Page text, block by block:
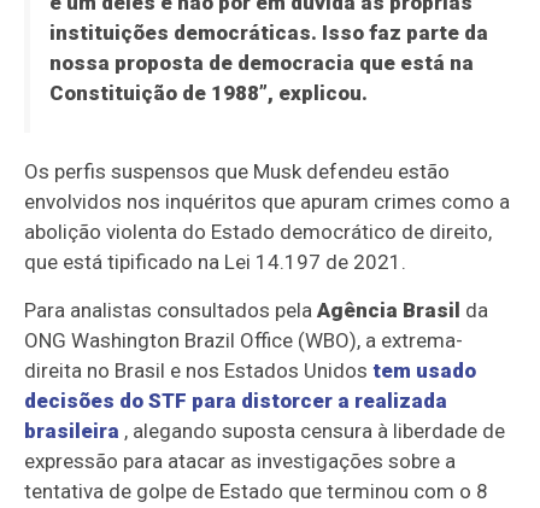
instituições democráticas. Isso faz parte da
nossa proposta de democracia que está na
Constituição de 1988”, explicou.
Os perfis suspensos que Musk defendeu estão
envolvidos nos inquéritos que apuram crimes como a
abolição violenta do Estado democrático de direito,
que está tipificado na Lei 14.197 de 2021.
Para analistas consultados pelaAgência Brasil da
ONG Washington Brazil Office (WBO), a extrema-
direita no Brasil e nos Estados Unidostem usado
decisões do STF para distorcer a realizada
brasileira , alegando suposta censura à liberdade de
expressão para atacar as investigações sobre a
tentativa de golpe de Estado que terminou com o 8